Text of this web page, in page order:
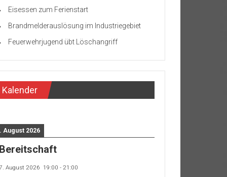
Eisessen zum Ferienstart
Brandmelderauslösung im Industriegebiet
Feuerwehrjugend übt Löschangriff
Kalender
August 2026
August 2026 19:00 - 21:00